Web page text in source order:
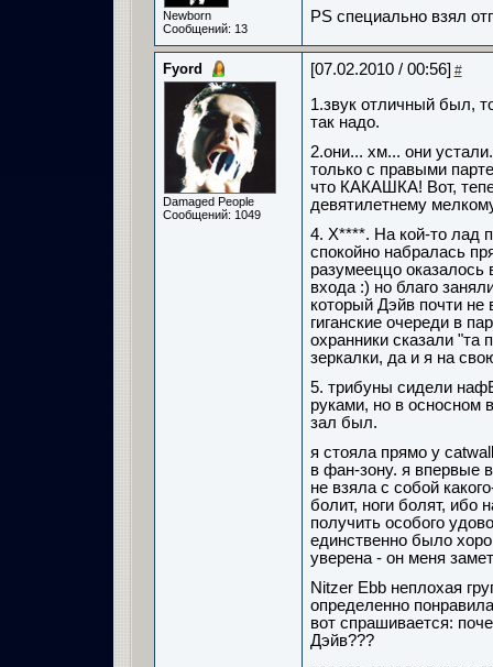
Newborn
Сообщений: 13
PS специально взял
Fyord
Damaged People
Сообщений: 1049
[07.02.2010 / 00:56] #
1.звук отличный был,
так надо.
2.они... хм... они
только с правыми
что КАКАШКА! Вот,
девятилетнему
4. Х****. На кой-то лад
спокойно набралась
разумееццо
входа :) но благо
который Дэйв почти
гиганские очереди в
охранники сказали "та
зеркалки, да и я на
5. трибуны сидели
руками, но в осносном
зал был.
я стояла прямо у
в фан-зону. я впервые
не взяла с собой
болит, ноги болят, ибо
получить особого
единственно было
уверена - он меня
Nitzer Ebb неплохая
определенно
вот спрашивается:
Дэйв???